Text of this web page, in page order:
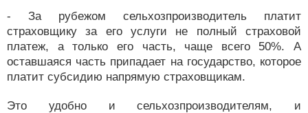
- За рубежом сельхозпроизводитель платит
страховщику за его услуги не полный страховой
платеж, а только его часть, чаще всего 50%. А
оставшаяся часть припадает на государство, которое
платит субсидию напрямую страховщикам.
Это удобно и сельхозпроизводителям, и